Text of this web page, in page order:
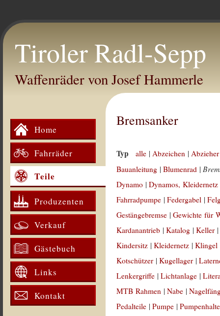
Tiroler Radl-Sepp
Waffenräder von Josef Hammerle
Home
Fahrräder
Teile
Produzenten
Verkauf
Gästebuch
Links
Kontakt
Bremsanker
Typ alle |Abzeichen |
Bauanleitung |Blumenrad |
Dynamo |Dynamos, Kleidernetz
Fahrradpumpe |Federgabel |
Gestängebremse |Gewichte für
Kardanantrieb |Katalog |Keller
Kindersitz |Kleidernetz |Klingel
Kotschützer |Kugellager |
Lenkergriffe |Lichtanlage |
MTB Rahmen |Nabe |
Pedalteile |Pumpe |